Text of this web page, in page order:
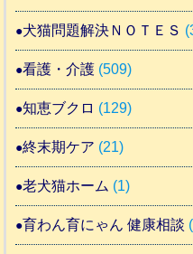
犬猫問題解決ＮＯＴＥＳ
看護・介護 (509)
知恵ブクロ (129)
終末期ケア (21)
老犬猫ホーム (1)
育わん育にゃん 健康相談